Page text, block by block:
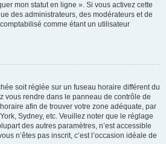
mon statut en ligne ». Si vous activez cette
des administrateurs, des modérateurs et de
comme étant un utilisateur
soit réglée sur un fuseau horaire différent du
vous rendre dans le panneau de contrôle de
afin de trouver votre zone adéquate, par
Sydney, etc. Veuillez noter que le réglage
des autres paramètres, n’est accessible
n’êtes pas inscrit, c’est l’occasion idéale de